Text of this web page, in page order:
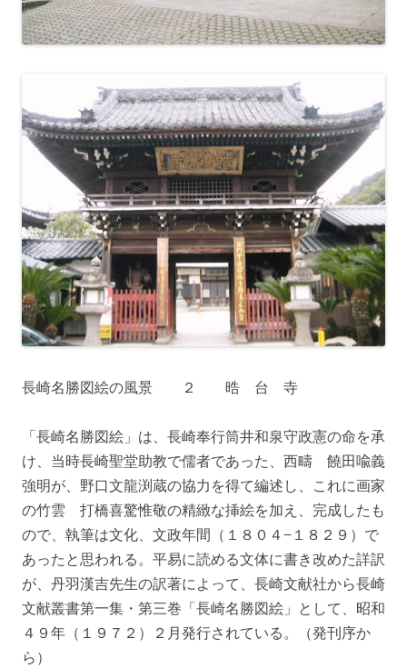
長崎名勝図絵の風景 ２ 晧 台 寺
「長崎名勝図絵」は、長崎奉行筒井和泉守政憲の命を承
け、当時長崎聖堂助教で儒者であった、西疇 饒田喩義
強明が、野口文龍渕蔵の協力を得て編述し、これに画家
の竹雲 打橋喜驚惟敬の精緻な挿絵を加え、完成したも
ので、執筆は文化、文政年間（１８０４−１８２９）で
あったと思われる。平易に読める文体に書き改めた詳訳
が、丹羽漢吉先生の訳著によって、長崎文献社から長崎
文献叢書第一集・第三巻「長崎名勝図絵」として、昭和
４９年（１９７２）２月発行されている。（発刊序か
ら）